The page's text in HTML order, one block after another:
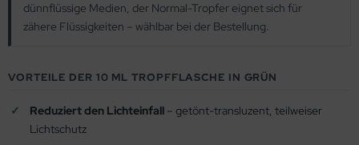
dünnflüssige Medien, der Normal-Tropfer eignet sich für
zähere Flüssigkeiten – wählbar bei der Bestellung.
VORTEILE DER 10 ML TROPFFLASCHE IN GRÜN
Reduziert den Lichteinfall– getönt-transluzent, teilweiser
Lichtschutz